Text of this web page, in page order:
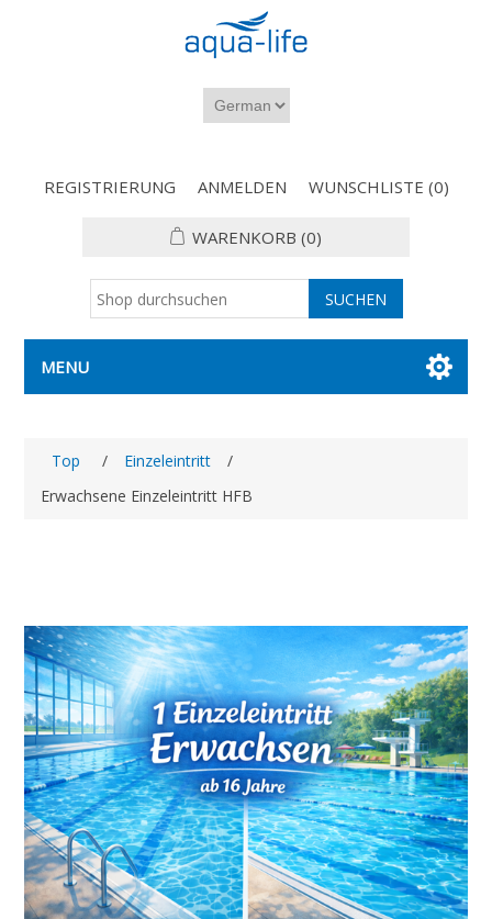
REGISTRIERUNG ANMELDEN WUNSCHLISTE (0)
WARENKORB (0)
MENU
Top / Einzeleintritt
/
Erwachsene Einzeleintritt HFB